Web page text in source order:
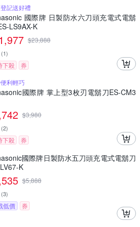
記送好禮
國際牌 日製防水六刀頭充電式電鬍
LS9AX-K
$23,888
(1)
下殺
券
利輕巧
國際牌 掌上型3枚刃電鬍刀ES-CM3
$3,980
(2)
下殺 券
國際牌日製防水五刀頭充電式電鬍刀
K
$5,888
(3)
低價 券